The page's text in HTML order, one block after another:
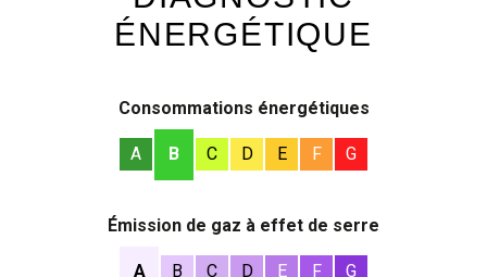
ÉNERGÉTIQUE
Consommations énergétiques
A B C D E F G
Émission de gaz à effet de serre
A B C D E F G